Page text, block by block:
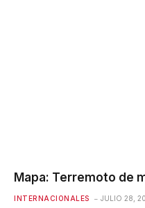
Mapa: Terremoto de
INTERNACIONALES JULIO 28,